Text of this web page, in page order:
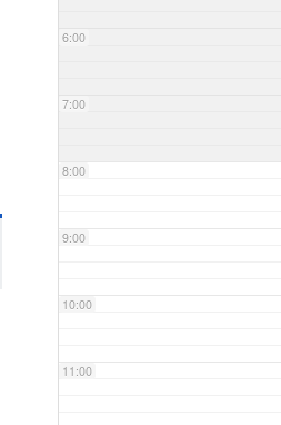
6:00
7:00
8:00
9:00
10:00
11:00